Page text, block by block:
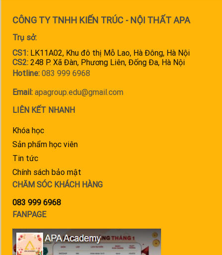
CÔNG TY TNHH KIẾN TRÚC - NỘI THẤT APA
Trụ sở:
CS1: LK11A02, Khu đô thị Mỗ Lao, Hà Đông, Hà Nội
CS2: 248 P. Xã Đàn, Phương Liên, Đống Đa, Hà Nội
Hotline: 083 999 6968
Email: apagroup.edu@gmail.com
LIÊN KẾT NHANH
Khóa học
Sản phẩm học viên
Tin tức
Chính sách bảo mật
CHĂM SÓC KHÁCH HÀNG
083 999 6968
FANPAGE